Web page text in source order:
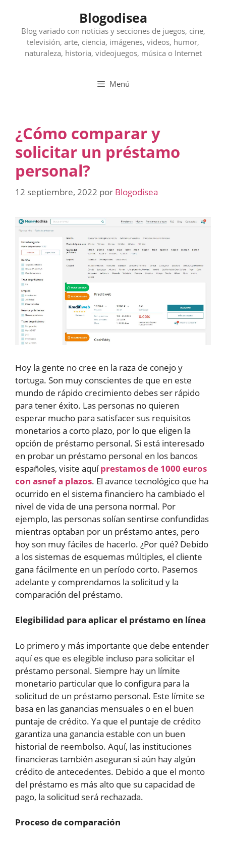
contenido
Blogodisea
Blog variado con noticias y secciones de juegos, cine,
televisión, arte, ciencia, imágenes, videos, humor,
naturaleza, historia, videojuegos, música o Internet
Menú
¿Cómo comparar y
solicitar un préstamo
personal?
12 septiembre, 2022 por Blogodisea
Hoy la gente no cree en la raza de conejo y
tortuga. Son muy conscientes de que en este
mundo de rápido crecimiento debes ser rápido
para tener éxito. Las personas no quieren
esperar mucho para satisfacer sus requisitos
monetarios a corto plazo, por lo que eligen la
opción de préstamo personal. Si está interesado
en probar un préstamo personal en los bancos
españoles, visite aquíprestamos de 1000 euros
con asnef a plazos. El avance tecnológico que ha
ocurrido en el sistema financiero ha cambiado el
nivel de vida de una persona normal. Por
ejemplo, las personas solían sentirse confundidas
mientras optaban por un préstamo antes, pero
hoy son muy fáciles de hacerlo. ¿Por qué? Debido
a los sistemas de esquemas múltiples, el cliente
gana fácilmente en un período corto. Pasemos
adelante y comprendamos la solicitud y la
comparación del préstamo.
Elegibilidad para aplicar el préstamo en línea
Lo primero y más importante que debe entender
aquí es que es elegible incluso para solicitar el
préstamo personal. Siempre hay un límite
monetario particular que lo configura para la
solicitud de un préstamo personal. Este límite se
basa en las ganancias mensuales o en el buen
puntaje de crédito. Ya que el puntaje de crédito
garantiza una ganancia estable con un buen
historial de reembolso. Aquí, las instituciones
financieras también aseguran si aún hay algún
crédito de antecedentes. Debido a que el monto
del préstamo es más alto que su capacidad de
pago, la solicitud será rechazada.
Proceso de comparación